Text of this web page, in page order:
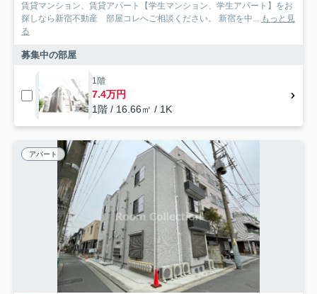
賃貸マンション、賃貸アパート【学生マンション、学生アパート】をお
探しなら新宿不動産 部屋コレへご相談ください。 新宿を中... もっと見
る
募集中の部屋
1階
7.4万円
1階 / 16.66㎡ / 1K
アパート